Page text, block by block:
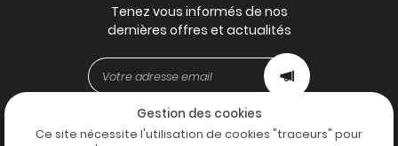
Tenez vous informés de nos
dernières offres et actualités
Mentions Légales
Gestion des cookies
Ce site nécessite l'utilisation de cookies "traceurs" pour